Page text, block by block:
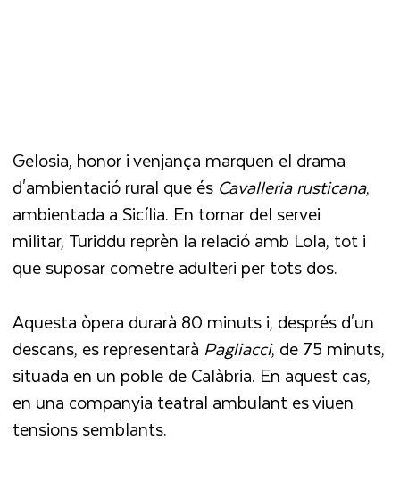
Gelosia, honor i venjança marquen el drama
d'ambientació rural que és Cavalleria rusticana,
ambientada a Sicília. En tornar del servei
militar, Turiddu reprèn la relació amb Lola, tot i
que suposar cometre adulteri per tots dos.
Aquesta òpera durarà 80 minuts i, després d'un
descans, es representarà Pagliacci, de 75 minuts,
situada en un poble de Calàbria. En aquest cas,
en una companyia teatral ambulant es viuen
tensions semblants.